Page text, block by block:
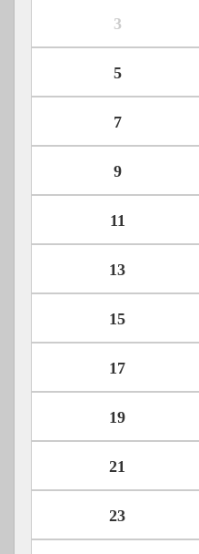
3
5
7
9
11
13
15
17
19
21
23